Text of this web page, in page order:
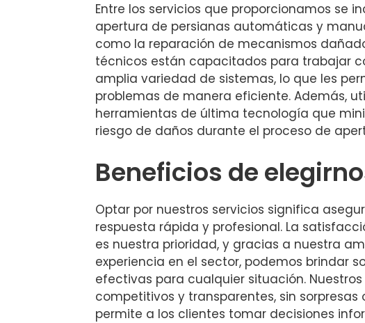
Entre los servicios que proporcionamos se
apertura de persianas automáticas y
como la reparación de mecanismos
técnicos están capacitados para trabajar
amplia variedad de sistemas, lo que les
problemas de manera eficiente. Además,
herramientas de última tecnología que
riesgo de daños durante el proceso de
Beneficios de
Optar por nuestros servicios significa
respuesta rápida y profesional. La
es nuestra prioridad, y gracias a nuestra
experiencia en el sector, podemos brindar
efectivas para cualquier situación. Nuestros
competitivos y transparentes, sin sorpresas
permite a los clientes tomar decisiones